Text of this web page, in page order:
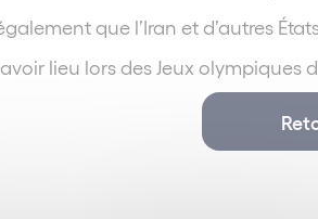
que l’Iran et d’autres
lieu lors des Jeux olympiques